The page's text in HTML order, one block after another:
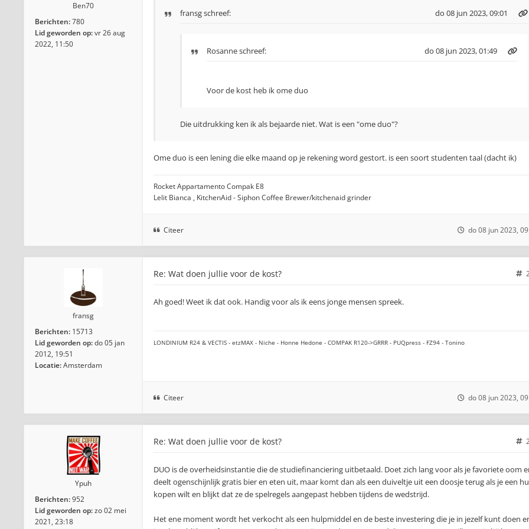
Ben70
Berichten:780
Lid geworden op:vr 26 aug
2022, 11:50
fransgschreef: do 08 jun 2023, 09:01
Rosanneschreef: do 08 jun 2023, 01:49
Voor de kost heb ik ome duo
Die uitdrukking ken ik als bejaarde niet. Wat is een "ome duo"?
Ome duo is een lening die elke maand op je rekening word gestort. is een soort studenten taal (dacht ik)
Rocket Appartamento Compak E8
Lelit Bianca , KitchenAid - Siphon Coffee Brewer/kitchenaid grinder
Citeer do 08 jun 2023,
fransg
Berichten: 15713
Lid geworden op:do 05 jan
2012, 19:51
Locatie:Amsterdam
Re: Wat doen jullie voor de kost?
Ah goed! Weet ik dat ook. Handig voor als ik eens jonge mensen spreek.
LONDINIUM R24 & VECTIS - etzMAX - Niche - Honne Hedone - COMPAK R120->GRRR - PUQpress - FZ94 - Tonino
Citeer do 08 jun 2023,
Ypuh
Berichten:952
Lid geworden op:zo 02 mei
2021, 23:18
Re: Wat doen jullie voor de kost?
DUO is de overheidsinstantie die de studiefinanciering uitbetaald. Doet zich lang voor als je favoriete oom
deelt ogenschijnlijk gratis bier en eten uit, maar komt dan als een duiveltje uit een doosje terug als je een
kopen wilt en blijkt dat ze de spelregels aangepast hebben tijdens de wedstrijd.
Het ene moment wordt het verkocht als een hulpmiddel en de beste investering die je in jezelf kunt doen